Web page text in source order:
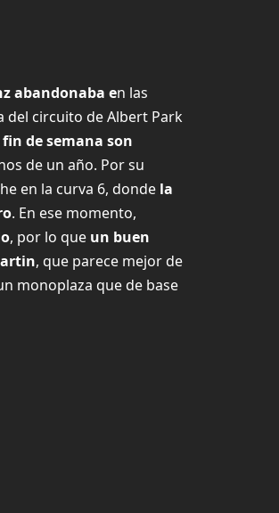
abandonaba en las
del circuito de Albert Park
de semana son
de un año. Por su
en la curva 6, donde la
. En ese momento,
, por lo que un buen
, que parece mejor de
monoplaza que de base